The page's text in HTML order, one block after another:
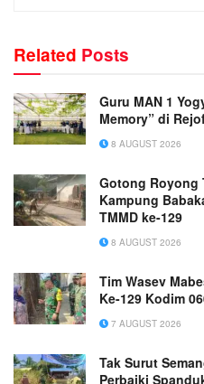
Related Posts
Guru MAN 1
Memory” di
8 AUGUST 2026
Gotong Royong
Kampung
TMMD ke-129
8 AUGUST 2026
Tim Wasev
Ke-129 Kodim
7 AUGUST 2026
Tak Surut
Perbaiki